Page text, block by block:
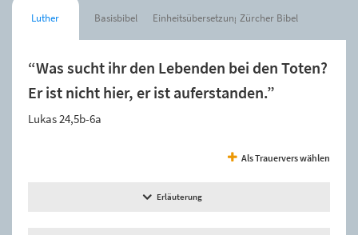
Luther Basisbibel Einheitsübersetzung Zürcher Bibel
“Was sucht ihr den Lebenden bei den Toten?
Er ist nicht hier, er ist auferstanden.”
Lukas 24,5b-6a
Als Trauervers wählen
Erläuterung